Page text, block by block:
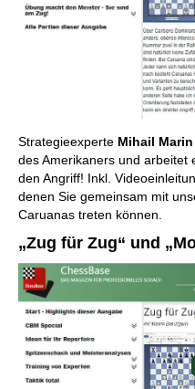
Strategieexperte Mihail Marin
des Amerikaners und arbeitet
den Angriff! Inkl.
denen Sie gemeinsam mit
Caruanas treten können.
„Zug für Zug“ und